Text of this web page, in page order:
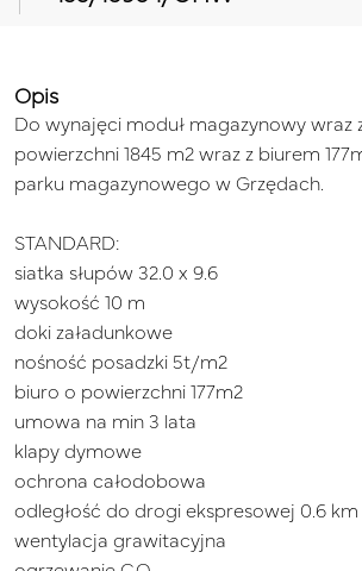
Opis
Do wynajęci moduł magazynowy wraz
powierzchni 1845 m2 wraz z biurem
parku magazynowego w Grzędach.
STANDARD:
siatka słupów 32.0 x 9.6
wysokość 10 m
doki załadunkowe
nośność posadzki 5t/m2
biuro o powierzchni 177m2
umowa na min 3 lata
klapy dymowe
ochrona całodobowa
odległość do drogi ekspresowej 0.6 km
wentylacja grawitacyjna